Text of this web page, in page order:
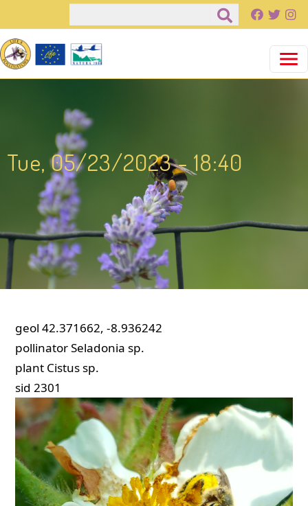
Παράκαμψη προς το κυρίως περιεχόμενο
Tue, 05/23/2023 - 18:40
geol 42.371662, -8.936242
pollinatorSeladonia sp.
plant Cistus sp.
sid 2301